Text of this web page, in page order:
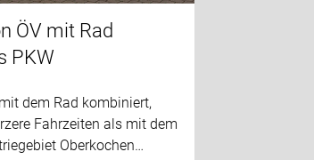
ÖV mit Rad
PKW
dem Rad kombiniert,
Fahrzeiten als mit dem
Oberkochen…